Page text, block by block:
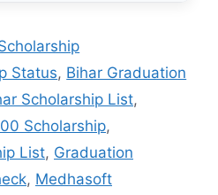
Status, Bihar Graduation
Scholarship List,
Scholarship,
List, Graduation
, Medhasoft